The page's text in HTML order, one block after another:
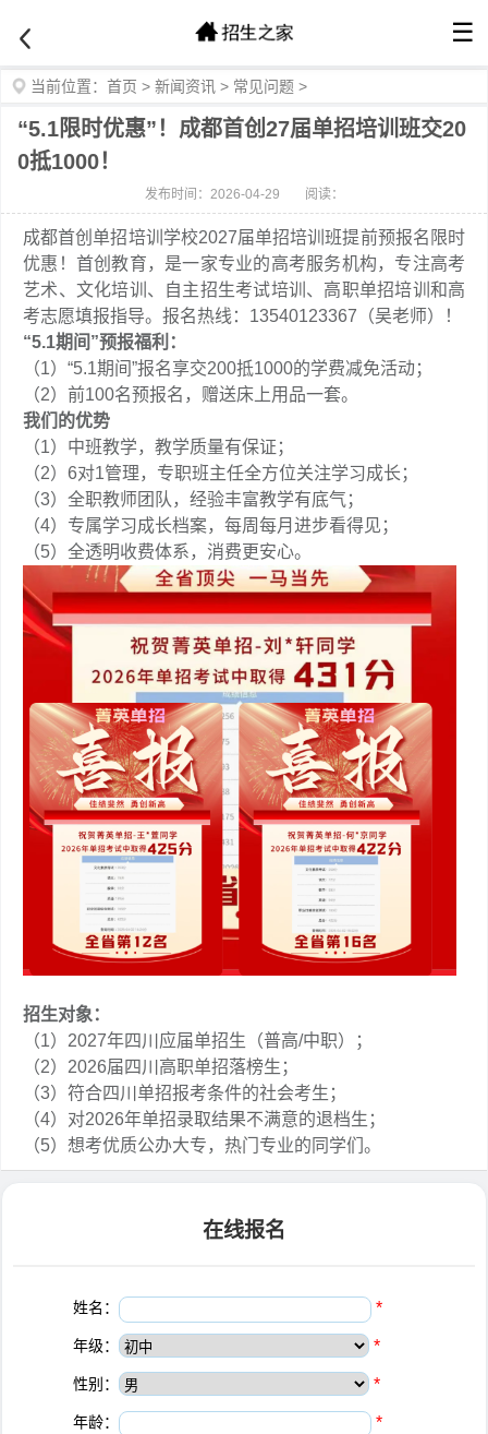
☰
当前位置： 首页 > 新闻资讯 > 常见问题 >
“5.1限时优惠”！成都首创27届单招培训班交20
0抵1000！
发布时间：2026-04-29 阅读：
成都首创单招培训学校2027届单招培训班提前预报名限时
优惠！首创教育，是一家专业的高考服务机构，专注高考
艺术、文化培训、自主招生考试培训、高职单招培训和高
考志愿填报指导。报名热线：13540123367（吴老师）！
“5.1期间”预报福利：
（1）“5.1期间”报名享交200抵1000的学费减免活动；
（2）前100名预报名，赠送床上用品一套。
我们的优势
（1）中班教学，教学质量有保证；
（2）6对1管理，专职班主任全方位关注学习成长；
（3）全职教师团队，经验丰富教学有底气；
（4）专属学习成长档案，每周每月进步看得见；
（5）全透明收费体系，消费更安心。
招生对象：
（1）2027年四川应届单招生（普高/中职）；
（2）2026届四川高职单招落榜生；
（3）符合四川单招报考条件的社会考生；
（4）对2026年单招录取结果不满意的退档生；
（5）想考优质公办大专，热门专业的同学们。
在线报名
姓名： *
年级： *
性别： *
年龄： *